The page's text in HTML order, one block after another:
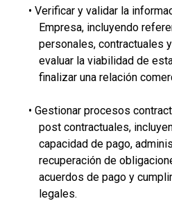
• Verificar y validar la
Empresa, incluyendo
personales, contractuales
evaluar la viabilidad de
finalizar una relación
• Gestionar procesos
post contractuales,
capacidad de pago,
recuperación de
acuerdos de pago y
legales.